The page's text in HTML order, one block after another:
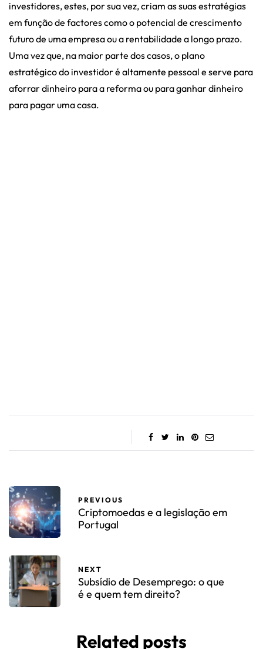
investidores, estes, por sua vez, criam as suas estratégias
em função de factores como o potencial de crescimento
futuro de uma empresa ou a rentabilidade a longo prazo.
Uma vez que, na maior parte dos casos, o plano
estratégico do investidor é altamente pessoal e serve para
aforrar dinheiro para a reforma ou para ganhar dinheiro
para pagar uma casa.
PREVIOUS
Criptomoedas e a legislação em
Portugal
NEXT
Subsídio de Desemprego: o que
é e quem tem direito?
Related posts